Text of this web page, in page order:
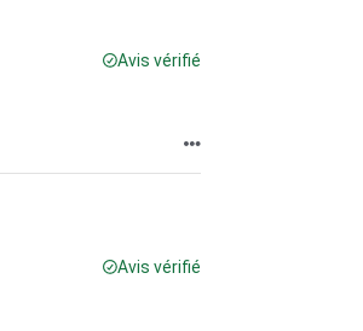
Avis vérifié
Avis vérifié